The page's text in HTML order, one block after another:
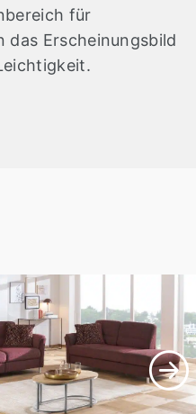
für
Erscheinungsbild